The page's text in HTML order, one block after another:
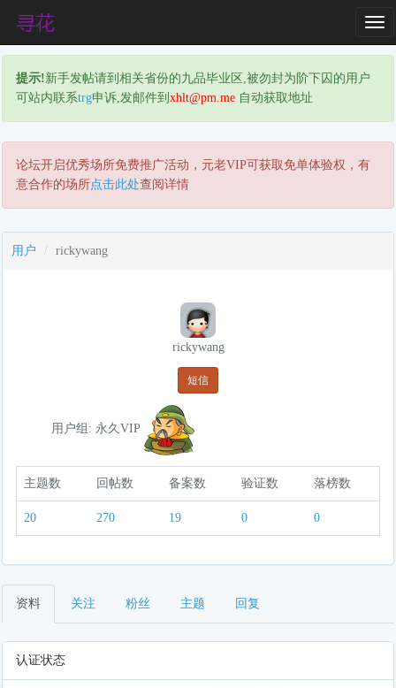
T
o
e
N
提示!新手发帖请到相关省份的九品毕业区,被勿封为阶下囚的用户
可站内联系trg申诉,发邮件到 xhlt@pm.me 自动获取地址
论坛开启优秀场所免费推广活动，元老VIP可获取免单体验权，有
意合作的场所点击此处查阅详情
用户 rickywang
rickywang
短信
用户组: 永久VIP
主题数 回帖数 备案数 验证数 落榜数
20 270 19 0 0
资料 关注 粉丝 主题 回复
认证状态